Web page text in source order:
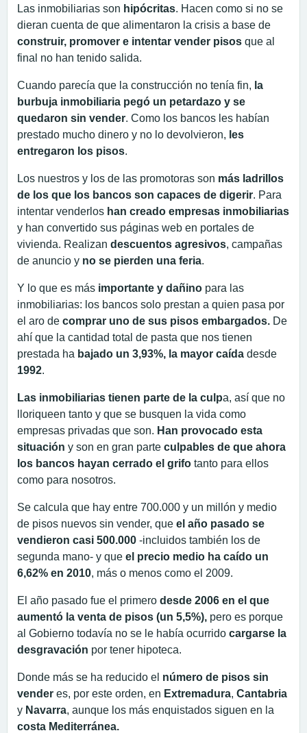
Las inmobiliarias son hipócritas. Hacen como si no se
dieran cuenta de que alimentaron la crisis a base de
construir, promover e intentar vender pisos que al
final no han tenido salida.
Cuando parecía que la construcción no tenía fin, la
burbuja inmobiliaria pegó un petardazo y se
quedaron sin vender. Como los bancos les habían
prestado mucho dinero y no lo devolvieron, les
entregaron los pisos.
Los nuestros y los de las promotoras son más ladrillos
de los que los bancos son capaces de digerir. Para
intentar venderlos han creado empresas inmobiliarias
y han convertido sus páginas web en portales de
vivienda. Realizan descuentos agresivos, campañas
de anuncio y no se pierden una feria.
Y lo que es más importante y dañino para las
inmobiliarias: los bancos solo prestan a quien pasa por
el aro de comprar uno de sus pisos embargados. De
ahí que la cantidad total de pasta que nos tienen
prestada ha bajado un 3,93%, la mayor caída desde
1992.
Las inmobiliarias tienen parte de la culpa, así que no
lloriqueen tanto y que se busquen la vida como
empresas privadas que son. Han provocado esta
situación y son en gran parte culpables de que ahora
los bancos hayan cerrado el grifo tanto para ellos
como para nosotros.
Se calcula que hay entre 700.000 y un millón y medio
de pisos nuevos sin vender, que el año pasado se
vendieron casi 500.000 -incluidos también los de
segunda mano- y que el precio medio ha caído un
6,62% en 2010, más o menos como el 2009.
El año pasado fue el primero desde 2006 en el que
aumentó la venta de pisos (un 5,5%), pero es porque
al Gobierno todavía no se le había ocurrido cargarse la
desgravación por tener hipoteca.
Donde más se ha reducido el número de pisos sin
vender es, por este orden, en Extremadura, Cantabria
y Navarra, aunque los más enquistados siguen en la
costa Mediterránea.